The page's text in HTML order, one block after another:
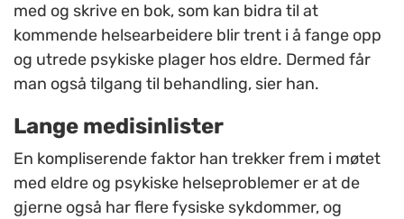
med og skrive en bok, som kan bidra til at
kommende helsearbeidere blir trent i å fange opp
og utrede psykiske plager hos eldre. Dermed får
man også tilgang til behandling, sier han.
Lange medisinlister
En kompliserende faktor han trekker frem i møtet
med eldre og psykiske helseproblemer er at de
gjerne også har flere fysiske sykdommer, og